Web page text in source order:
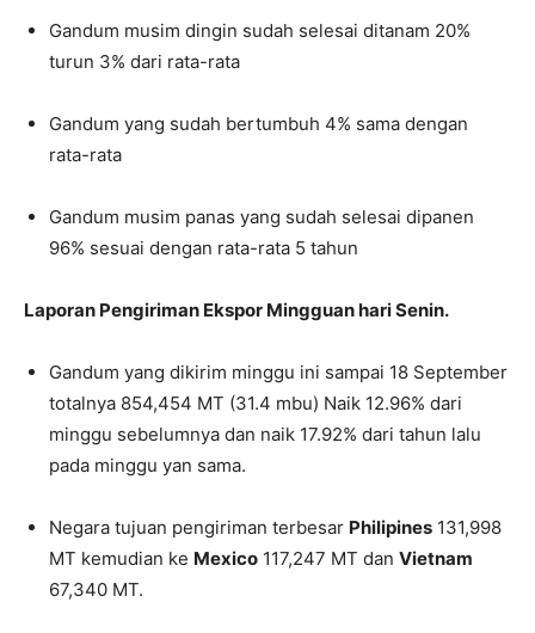
Gandum musim dingin sudah selesai ditanam 20%
turun 3% dari rata-rata
Gandum yang sudah bertumbuh 4% sama dengan
rata-rata
Gandum musim panas yang sudah selesai dipanen
96% sesuai dengan rata-rata 5 tahun
Laporan Pengiriman Ekspor Mingguan hari Senin.
Gandum yang dikirim minggu ini sampai 18 September
totalnya 854,454 MT (31.4 mbu) Naik 12.96% dari
minggu sebelumnya dan naik 17.92% dari tahun lalu
pada minggu yan sama.
Negara tujuan pengiriman terbesar Philipines 131,998
MT kemudian ke Mexico 117,247 MT dan Vietnam
67,340 MT.